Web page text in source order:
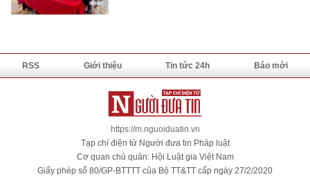
RSS Giới thiệu Tin tức 24h Báo mới
https://m.nguoiduatin.vn
Tạp chí điện tử Người đưa tin Pháp luật
Cơ quan chủ quản: Hội Luật gia Việt Nam
Giấy phép số 80/GP-BTTTT của Bộ TT&TT cấp ngày 27/2/2020